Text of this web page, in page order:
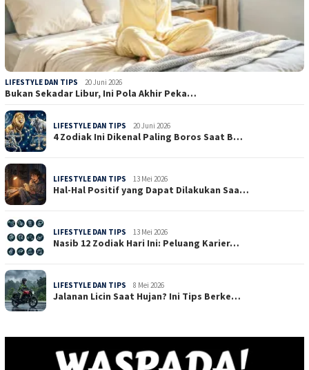
LIFESTYLE DAN TIPS 20 Juni 2026
Bukan Sekadar Libur, Ini Pola Akhir Peka…
LIFESTYLE DAN TIPS 20 Juni 2026
4 Zodiak Ini Dikenal Paling Boros Saat B…
LIFESTYLE DAN TIPS 13 Mei 2026
Hal-Hal Positif yang Dapat Dilakukan Saa…
LIFESTYLE DAN TIPS 13 Mei 2026
Nasib 12 Zodiak Hari Ini: Peluang Karier…
LIFESTYLE DAN TIPS 8 Mei 2026
Jalanan Licin Saat Hujan? Ini Tips Berke…